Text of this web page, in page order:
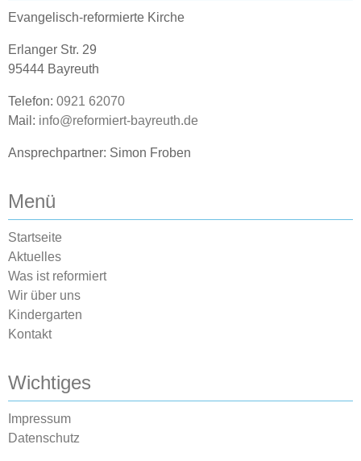
Evangelisch-reformierte Kirche
Erlanger Str. 29
95444 Bayreuth
Telefon: 0921 62070
Mail: info@reformiert-bayreuth.de
Ansprechpartner: Simon Froben
Menü
Startseite
Aktuelles
Was ist reformiert
Wir über uns
Kindergarten
Kontakt
Wichtiges
Impressum
Datenschutz